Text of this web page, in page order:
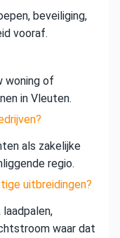
beveiliging,
vooraf.
woning of
in Vleuten.
als zakelijke
regio.
uitbreidingen?
laadpalen,
waar dat